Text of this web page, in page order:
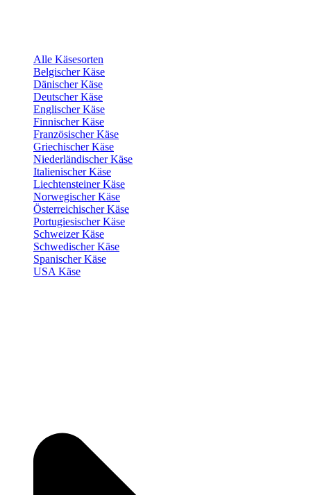
Alle Käsesorten
Belgischer Käse
Dänischer Käse
Deutscher Käse
Englischer Käse
Finnischer Käse
Französischer Käse
Griechischer Käse
Niederländischer Käse
Italienischer Käse
Liechtensteiner Käse
Norwegischer Käse
Österreichischer Käse
Portugiesischer Käse
Schweizer Käse
Schwedischer Käse
Spanischer Käse
USA Käse